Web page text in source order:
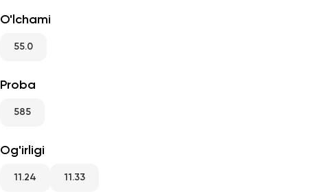
O'lchami
55.0
Proba
585
Og'irligi
11.24 11.33